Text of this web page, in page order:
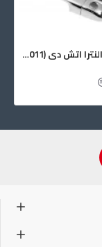
هيونداي النترا اتش دي (2007:2011) نواكل اوكر الابواب